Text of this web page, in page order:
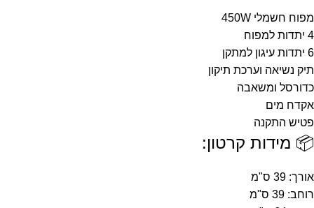
מפוח חשמלי 450W
4 יתדות למפוח
6 יתדות עיגון למתקן
תיק נשיאה וערכת תיקון
כדורסל ומשאבה
אקדח מים
פטיש התקנה
📦 מידות קרטון:
אורך: 39 ס"מ
רוחב: 39 ס"מ